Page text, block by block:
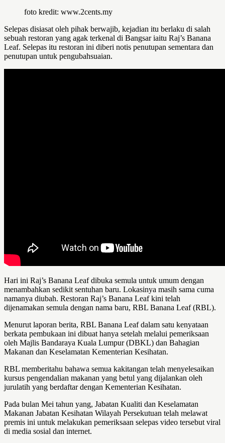
foto kredit: www.2cents.my
Selepas disiasat oleh pihak berwajib, kejadian itu berlaku di salah
sebuah restoran yang agak terkenal di Bangsar iaitu Raj’s Banana
Leaf. Selepas itu restoran ini diberi notis penutupan sementara dan
penutupan untuk pengubahsuaian.
Hari ini Raj’s Banana Leaf dibuka semula untuk umum dengan
menambahkan sedikit sentuhan baru. Lokasinya masih sama cuma
namanya diubah. Restoran Raj’s Banana Leaf kini telah
dijenamakan semula dengan nama baru, RBL Banana Leaf (RBL).
Menurut laporan berita, RBL Banana Leaf dalam satu kenyataan
berkata pembukaan ini dibuat hanya setelah melalui pemeriksaan
oleh Majlis Bandaraya Kuala Lumpur (DBKL) dan Bahagian
Makanan dan Keselamatan Kementerian Kesihatan.
RBL memberitahu bahawa semua kakitangan telah menyelesaikan
kursus pengendalian makanan yang betul yang dijalankan oleh
jurulatih yang berdaftar dengan Kementerian Kesihatan.
Pada bulan Mei tahun yang, Jabatan Kualiti dan Keselamatan
Makanan Jabatan Kesihatan Wilayah Persekutuan telah melawat
premis ini untuk melakukan pemeriksaan selepas video tersebut viral
di media sosial dan internet.